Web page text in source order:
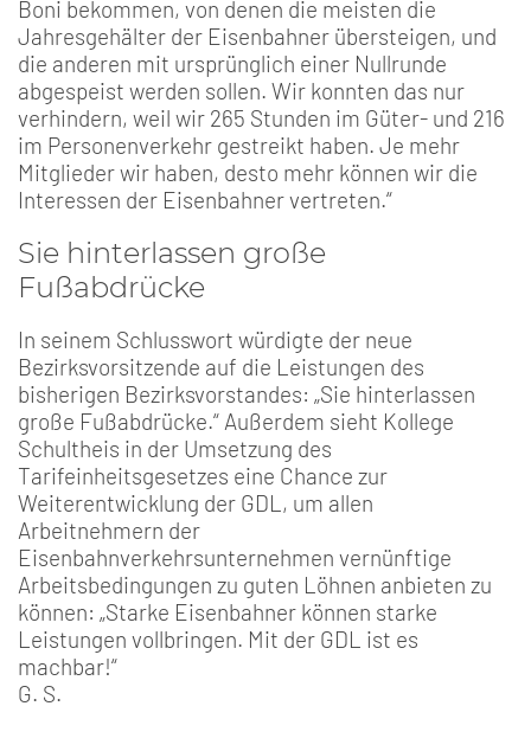
Boni bekommen, von denen die meisten die
Jahresgehälter der Eisenbahner übersteigen, und
die anderen mit ursprünglich einer Nullrunde
abgespeist werden sollen. Wir konnten das nur
verhindern, weil wir 265 Stunden im Güter- und 216
im Personenverkehr gestreikt haben. Je mehr
Mitglieder wir haben, desto mehr können wir die
Interessen der Eisenbahner vertreten.“
Sie hinterlassen große
Fußabdrücke
In seinem Schlusswort würdigte der neue
Bezirksvorsitzende auf die Leistungen des
bisherigen Bezirksvorstandes: „Sie hinterlassen
große Fußabdrücke.“ Außerdem sieht Kollege
Schultheis in der Umsetzung des
Tarifeinheitsgesetzes eine Chance zur
Weiterentwicklung der GDL, um allen
Arbeitnehmern der
Eisenbahnverkehrsunternehmen vernünftige
Arbeitsbedingungen zu guten Löhnen anbieten zu
können: „Starke Eisenbahner können starke
Leistungen vollbringen. Mit der GDL ist es
machbar!“
G. S.